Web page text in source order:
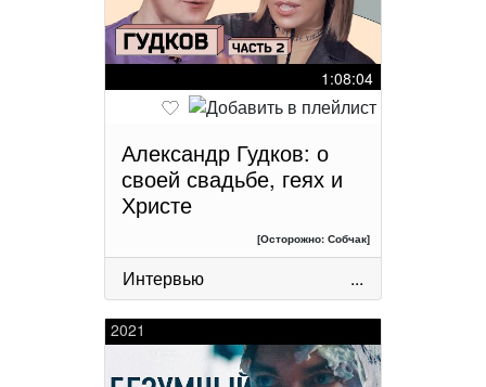
1:08:04
Александр Гудков: о
своей свадьбе, геях и
Христе
[Осторожно: Собчак]
Интервью ...
2021